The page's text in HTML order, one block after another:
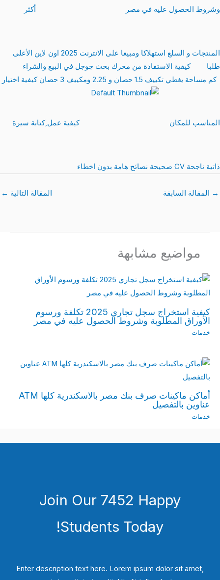
وشروط الحصول عليه في مصر أكثر
المنتجات و السلع استهلاكا ومبيعا على الانترنت 2025 اون لاين الأعلى
طلبا
كيفية الاستفادة من محرك بحث جوجل في البيع والشراء
كم مساحة يغطي تكييف 1.5 حصان و 2.25 ومكييف 3 حصان كيفية اختيار
المناسب للمكان كيفية عمل,كتابة سيرة
ذاتية ناجحة CV صحيحة نصائح هامة بدون اخطاء
→ المقالة السابقة المقالة التالية ←
مواضيع مشابهة
كيفية استخراج سجل تجاري 2025 تكلفة ورسوم
الأوراق المطلوبة وشروط الحصول عليه في مصر
خدمات
أماكن ماكينات صرف بنك مصر بالاسكندرية كلها ATM
عناوين بالتفصيل
خدمات
Join Our 7452 Happy
Students​ Today!
Enter description text here. Lorem ipsum dolor sit amet,